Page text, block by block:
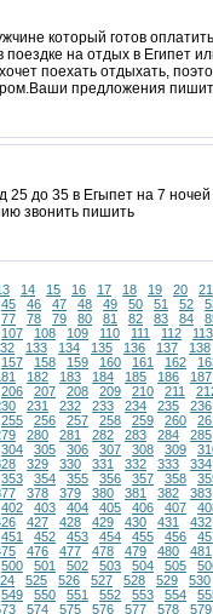
который готов
поездке на отдых в Египет
поехать отдыхать,
предложения
до 35 в Егыпет на 7 ночей
звонить пишить
14 15 16 17 18 19 20 21
45 46 47 48 49 50 51 52
77 78 79 80 81 82 83 84
107 108 109 110 111 112 113
133 134 135 136 137 138
157 158 159 160 161 162
182 183 184 185 186 187
206 207 208 209 210 211
231 232 233 234 235 236
255 256 257 258 259 260
280 281 282 283 284 285
304 305 306 307 308 309
329 330 331 332 333 334
353 354 355 356 357 358
378 379 380 381 382 383
402 403 404 405 406 407
427 428 429 430 431 432
451 452 453 454 455 456
476 477 478 479 480 481
500 501 502 503 504 505
525 526 527 528 529 530
549 550 551 552 553 554
574 575 576 577 578 579